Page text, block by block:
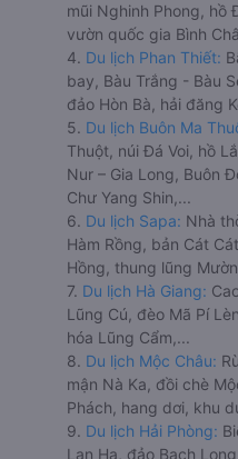
mũi Nghinh Phong, hồ
vườn quốc gia Bình
4. Du lịch Phan Thiết:
bay, Bàu Trắng - Bàu
đảo Hòn Bà, hải đăng
5. Du lịch Buôn Ma
Thuột, núi Đá Voi, hồ
Nur – Gia Long, Buôn
Chư Yang Shin,...
6. Du lịch Sapa: Nhà
Hàm Rồng, bản Cát
Hồng, thung lũng
7. Du lịch Hà Giang:
Lũng Cú, đèo Mã Pí
hóa Lũng Cẩm,...
8. Du lịch Mộc Châu:
mận Nà Ka, đồi chè
Phách, hang dơi, khu
9. Du lịch Hải Phòng:
Lan Hạ, đảo Bạch